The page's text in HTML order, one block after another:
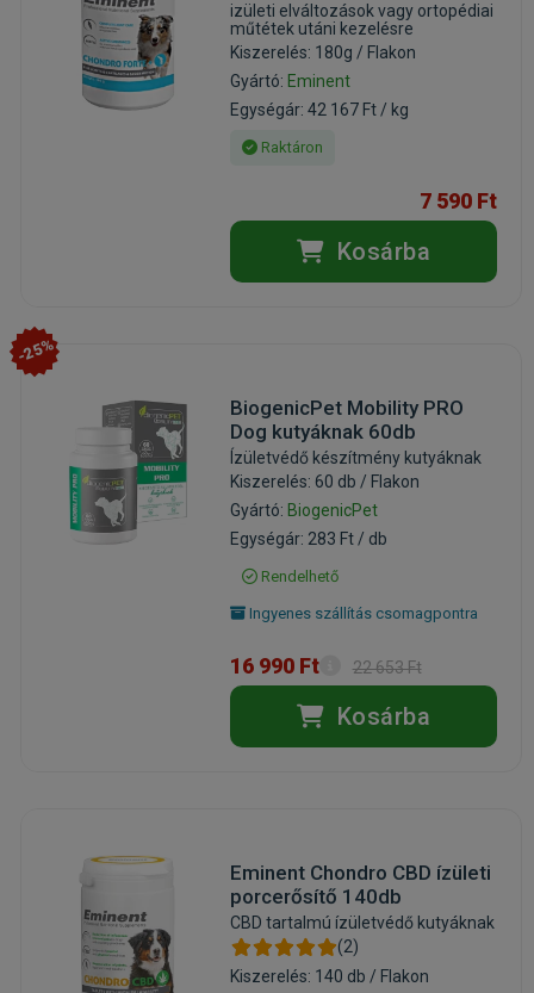
izületi elváltozások vagy ortopédiai
műtétek utáni kezelésre
Kiszerelés: 180g / Flakon
Gyártó: Eminent
Egységár: 42 167 Ft / kg
Raktáron
7 590 Ft
Kosárba
-25%
BiogenicPet Mobility PRO
Dog kutyáknak 60db
Ízületvédő készítmény kutyáknak
Kiszerelés: 60 db / Flakon
Gyártó: BiogenicPet
Egységár: 283 Ft / db
Rendelhető
Ingyenes szállítás csomagpontra
16 990 Ft 22 653 Ft
Kosárba
Eminent Chondro CBD ízületi
porcerősítő 140db
CBD tartalmú ízületvédő kutyáknak
(2)
Kiszerelés: 140 db / Flakon